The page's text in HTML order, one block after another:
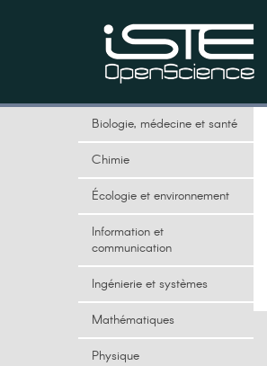
Biologie, médecine et santé
Chimie
Écologie et environnement
Information et
communication
Ingénierie et systèmes
Mathématiques
Physique